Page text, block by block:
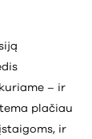
– ir
plačiau
ir